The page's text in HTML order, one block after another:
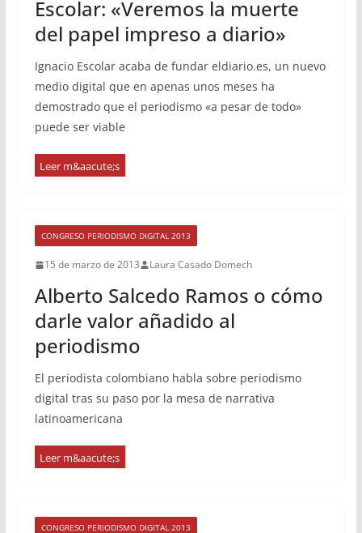
Escolar: «Veremos la muerte
del papel impreso a diario»
Ignacio Escolar acaba de fundar eldiario.es, un nuevo
medio digital que en apenas unos meses ha
demostrado que el periodismo «a pesar de todo»
puede ser viable
CONGRESO PERIODISMO DIGITAL 2013
15 de marzo de 2013 Laura Casado Domech
Alberto Salcedo Ramos o cómo
darle valor añadido al
periodismo
El periodista colombiano habla sobre periodismo
digital tras su paso por la mesa de narrativa
latinoamericana
CONGRESO PERIODISMO DIGITAL 2013